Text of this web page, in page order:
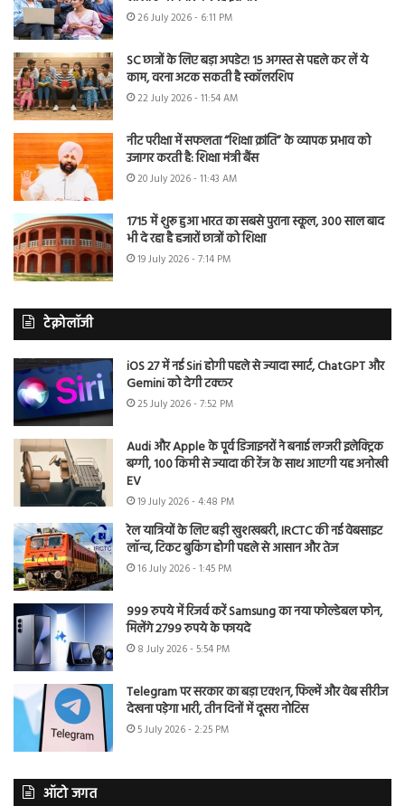
26 July 2026 - 6:11 PM
SC छात्रों के लिए बड़ा अपडेट! 15 अगस्त से पहले कर लें ये
काम, वरना अटक सकती है स्कॉलरशिप
22 July 2026 - 11:54 AM
नीट परीक्षा में सफलता “शिक्षा क्रांति” के व्यापक प्रभाव को
उजागर करती है: शिक्षा मंत्री बैंस
20 July 2026 - 11:43 AM
1715 में शुरू हुआ भारत का सबसे पुराना स्कूल, 300 साल बाद
भी दे रहा है हजारों छात्रों को शिक्षा
19 July 2026 - 7:14 PM
टेक्नोलॉजी
iOS 27 में नई Siri होगी पहले से ज्यादा स्मार्ट, ChatGPT और
Gemini को देगी टक्कर
25 July 2026 - 7:52 PM
Audi और Apple के पूर्व डिजाइनरों ने बनाई लग्जरी इलेक्ट्रिक
बग्गी, 100 किमी से ज्यादा की रेंज के साथ आएगी यह अनोखी
EV
19 July 2026 - 4:48 PM
रेल यात्रियों के लिए बड़ी खुशखबरी, IRCTC की नई वेबसाइट
लॉन्च, टिकट बुकिंग होगी पहले से आसान और तेज
16 July 2026 - 1:45 PM
999 रुपये में रिजर्व करें Samsung का नया फोल्डेबल फोन,
मिलेंगे 2799 रुपये के फायदे
8 July 2026 - 5:54 PM
Telegram पर सरकार का बड़ा एक्शन, फिल्में और वेब सीरीज
देखना पड़ेगा भारी, तीन दिनों में दूसरा नोटिस
5 July 2026 - 2:25 PM
ऑटो जगत